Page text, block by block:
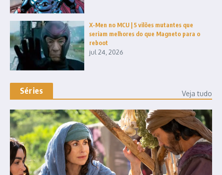
X-Men no MCU | 5 vilões mutantes que
seriam melhores do que Magneto para o
reboot
jul 24, 2026
Séries Veja tudo